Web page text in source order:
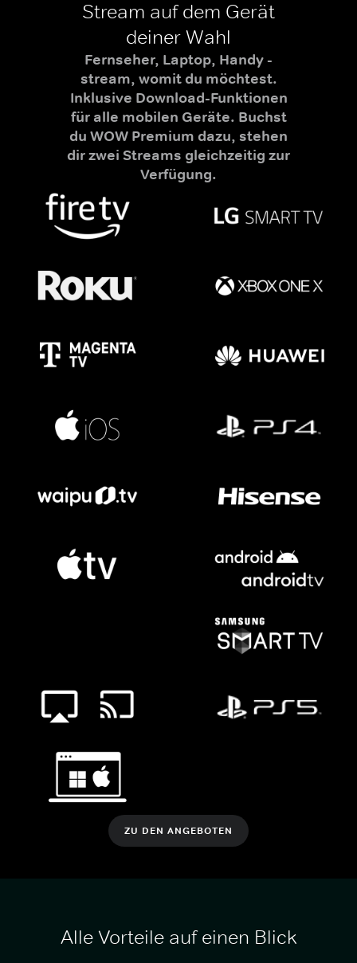
Stream auf dem Gerät
deiner Wahl
Fernseher, Laptop, Handy -
stream, womit du möchtest.
Inklusive Download-Funktionen
für alle mobilen Geräte. Buchst
du WOW Premium dazu, stehen
dir zwei Streams gleichzeitig zur
Verfügung.
ZU DEN ANGEBOTEN
Alle Vorteile auf einen Blick